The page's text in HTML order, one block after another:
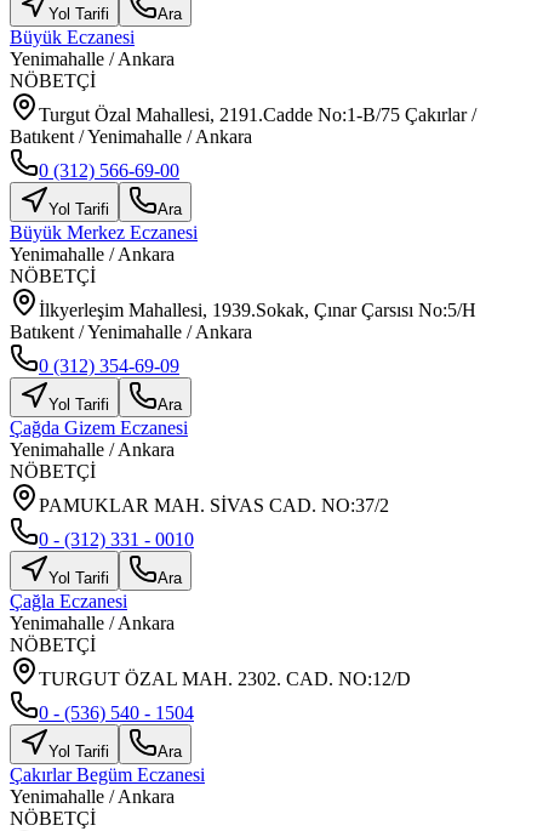
Yol Tarifi Ara
Büyük Eczanesi
Yenimahalle /Ankara
NÖBETÇİ
Turgut Özal Mahallesi, 2191.Cadde No:1-B/75 Çakırlar /
Batıkent / Yenimahalle / Ankara
0 (312) 566-69-00
Yol Tarifi Ara
Büyük Merkez Eczanesi
Yenimahalle /Ankara
NÖBETÇİ
İlkyerleşim Mahallesi, 1939.Sokak, Çınar Çarsısı No:5/H
Batıkent / Yenimahalle / Ankara
0 (312) 354-69-09
Yol Tarifi Ara
Çağda Gizem Eczanesi
Yenimahalle /Ankara
NÖBETÇİ
PAMUKLAR MAH. SİVAS CAD. NO:37/2
0 - (312) 331 - 0010
Yol Tarifi Ara
Çağla Eczanesi
Yenimahalle /Ankara
NÖBETÇİ
TURGUT ÖZAL MAH. 2302. CAD. NO:12/D
0 - (536) 540 - 1504
Yol Tarifi Ara
Çakırlar Begüm Eczanesi
Yenimahalle /Ankara
NÖBETÇİ